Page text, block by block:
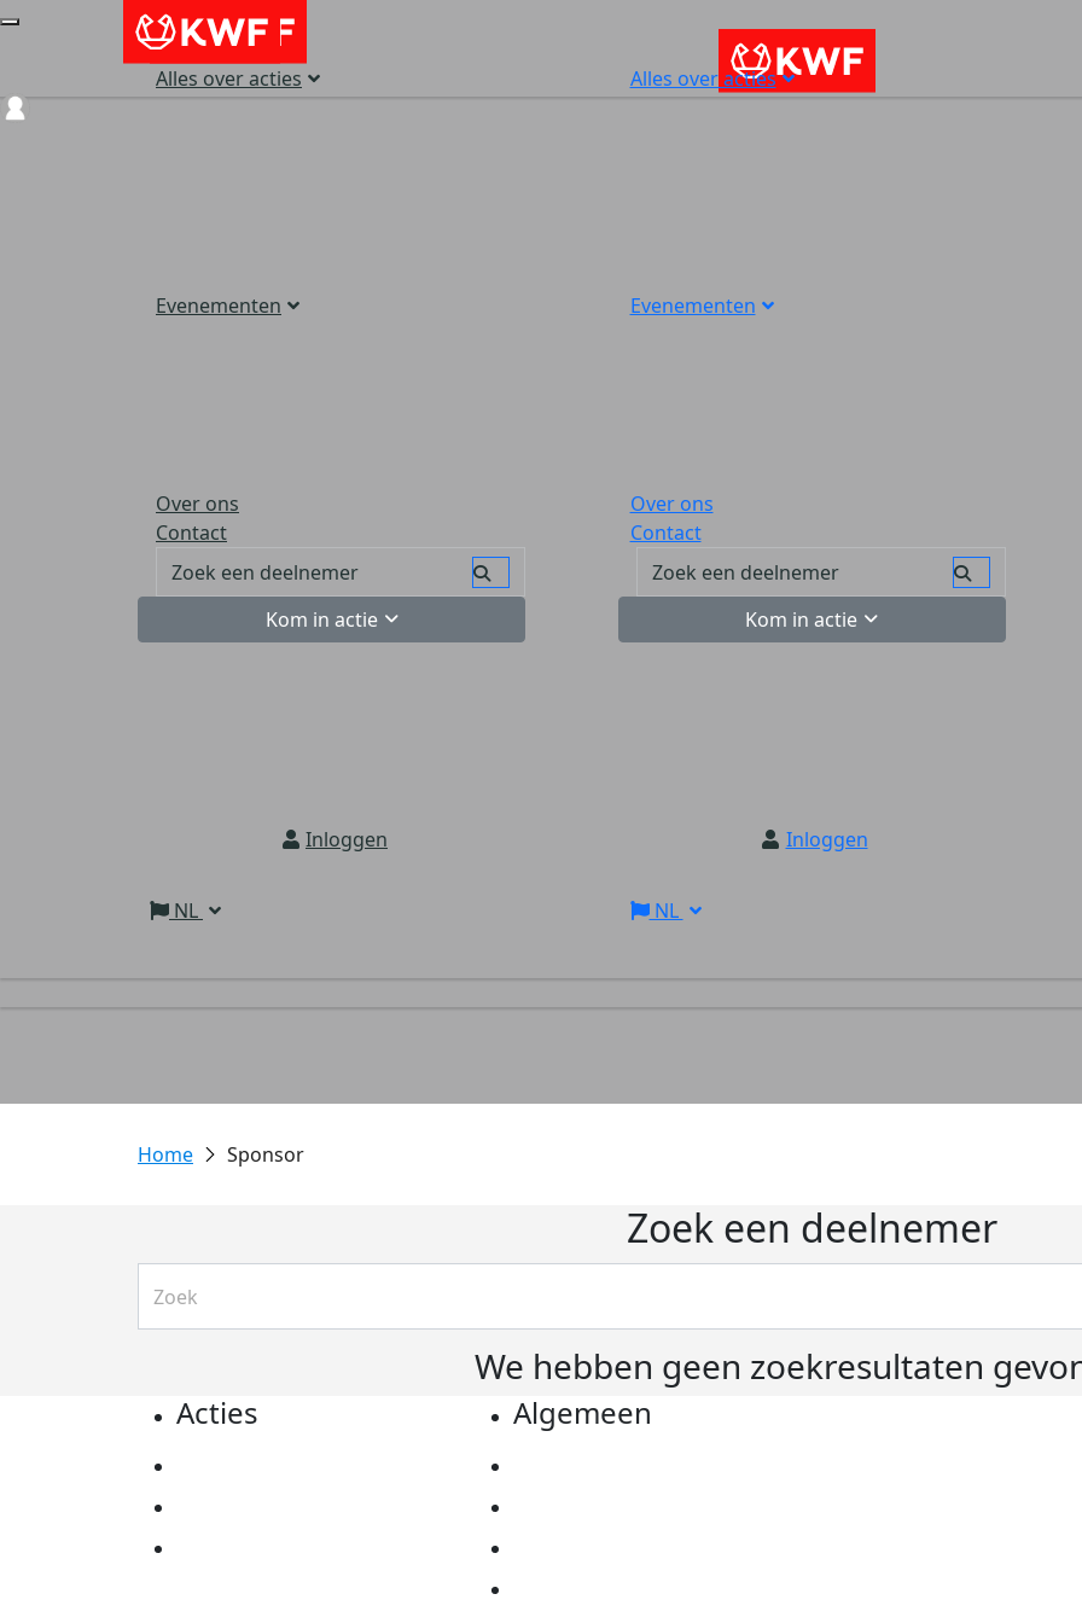
Alles over acties
Evenementen
Over ons
Contact
Kom in actie
Inloggen
NL
Alles over acties
Evenementen
Over ons
Contact
Kom in actie
Inloggen
NL
Sponsor
Zoek een deelnemer
We hebben geen zoekresultaten
Acties Algemeen